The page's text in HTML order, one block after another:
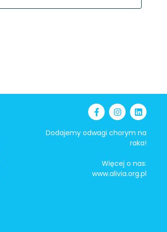
Dodajemy odwagi chorym na
raka!
Więcej o nas:
www.alivia.org.pl